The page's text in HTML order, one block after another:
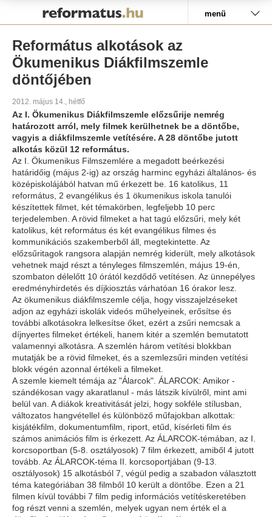
menü
Református alkotások az
Ökumenikus Diákfilmszemle
döntőjében
2012. május 14., hétfő
Az I. Ökumenikus Diákfilmszemle előzsűrije nemrég
határozott arról, mely filmek kerülhetnek be a döntőbe,
vagyis a diákfilmszemle vetítésére. A 28 döntőbe jutott
alkotás közül 12 református.
Az I. Ökumenikus Filmszemlére a megadott beérkezési
határidőig (május 2-ig) az ország harminc egyházi általános- és
középiskolájából hatvan mű érkezett be. 16 katolikus, 11
református, 2 evangélikus és 1 ökumenikus iskola tanulói
készítettek filmet, két témakörben, legfeljebb 10 perc
terjedelemben. A rövid filmeket a hat tagú előzsűri, mely két
katolikus, két református és két evangélikus filmes és
kommunikációs szakemberből áll, megtekintette. Az
előzsűritagok rangsora alapján nemrég kiderült, mely alkotások
vehetnek majd részt a tényleges filmszemlén, május 19-én,
szombaton délelőtt 10 órától kezdődő vetítésen. Az ünnepélyes
eredményhirdetés és díjkiosztás várhatóan 16 órakor lesz.
Az ökumenikus diákfilmszemle célja, hogy visszajelzéseket
adjon az egyházi iskolák videós műhelyeinek, erősítse és
további alkotásokra lelkesítse őket, ezért a zsűri nemcsak a
díjnyertes filmeket értékeli, hanem kitér a szemlén bemutatott
valamennyi alkotásra. A szemlén három vetítési blokkban
mutatják be a rövid filmeket, és a szemlezsűri minden vetítési
blokk végén azonnal értékeli a filmeket.
A szemle kiemelt témája az "Álarcok". ÁLARCOK: Amikor -
szándékosan vagy akaratlanul - más látszik kívülről, mint ami
belül van. A diákok kreativitását jelzi, hogy sokféle stílusban,
változatos hangvétellel és különböző műfajokban alkottak:
kisjátékfilm, dokumentumfilm, riport, etűd, kísérleti film és
számos animációs film is érkezett. Az ÁLARCOK-témában, az I.
korcsoportban (5-8. osztályosok) 7 film érkezett, amiből 4 jutott
tovább. Az ÁLARCOK-téma II. korcsoportjában (9-13.
osztályosok) 15 alkotásból 7, végül pedig a szabadon választott
téma kategóriában 38 filmből 10 került a döntőbe. Ezen a 21
filmen kívül további 7 film pedig információs vetítéskeretében
fog részt venni a szemlén, melyek ugyan nem érték el a